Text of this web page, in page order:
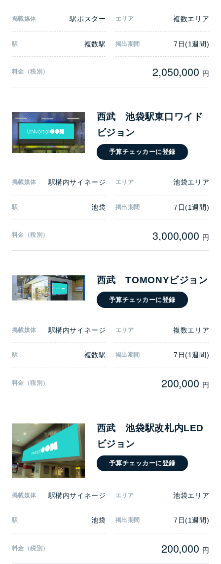
掲載媒体 駅ポスター エリア 複数エリア
駅 複数駅 掲出期間 7日(1週間)
料金（税別） 2,050,000 円
西武 池袋駅東口ワイド
ビジョン
予算チェッカーに登録
掲載媒体 駅構内サイネージ エリア 池袋エリア
駅 池袋 掲出期間 7日(1週間)
料金（税別） 3,000,000 円
西武 TOMONYビジョン
予算チェッカーに登録
掲載媒体 駅構内サイネージ エリア 複数エリア
駅 複数駅 掲出期間 7日(1週間)
料金（税別） 200,000 円
西武 池袋駅改札内LED
ビジョン
予算チェッカーに登録
掲載媒体 駅構内サイネージ エリア 池袋エリア
駅 池袋 掲出期間 7日(1週間)
料金（税別） 200,000 円